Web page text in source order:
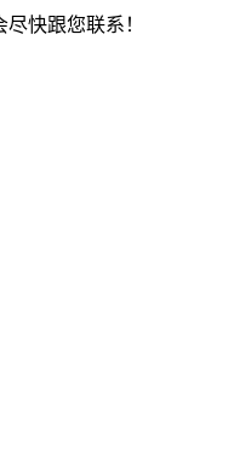
快跟您联系！